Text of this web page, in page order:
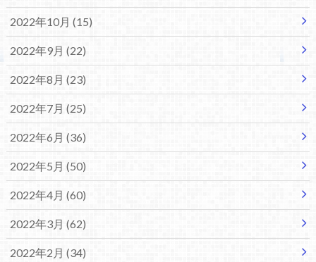
2022年10月 (15)
2022年9月 (22)
2022年8月 (23)
2022年7月 (25)
2022年6月 (36)
2022年5月 (50)
2022年4月 (60)
2022年3月 (62)
2022年2月 (34)